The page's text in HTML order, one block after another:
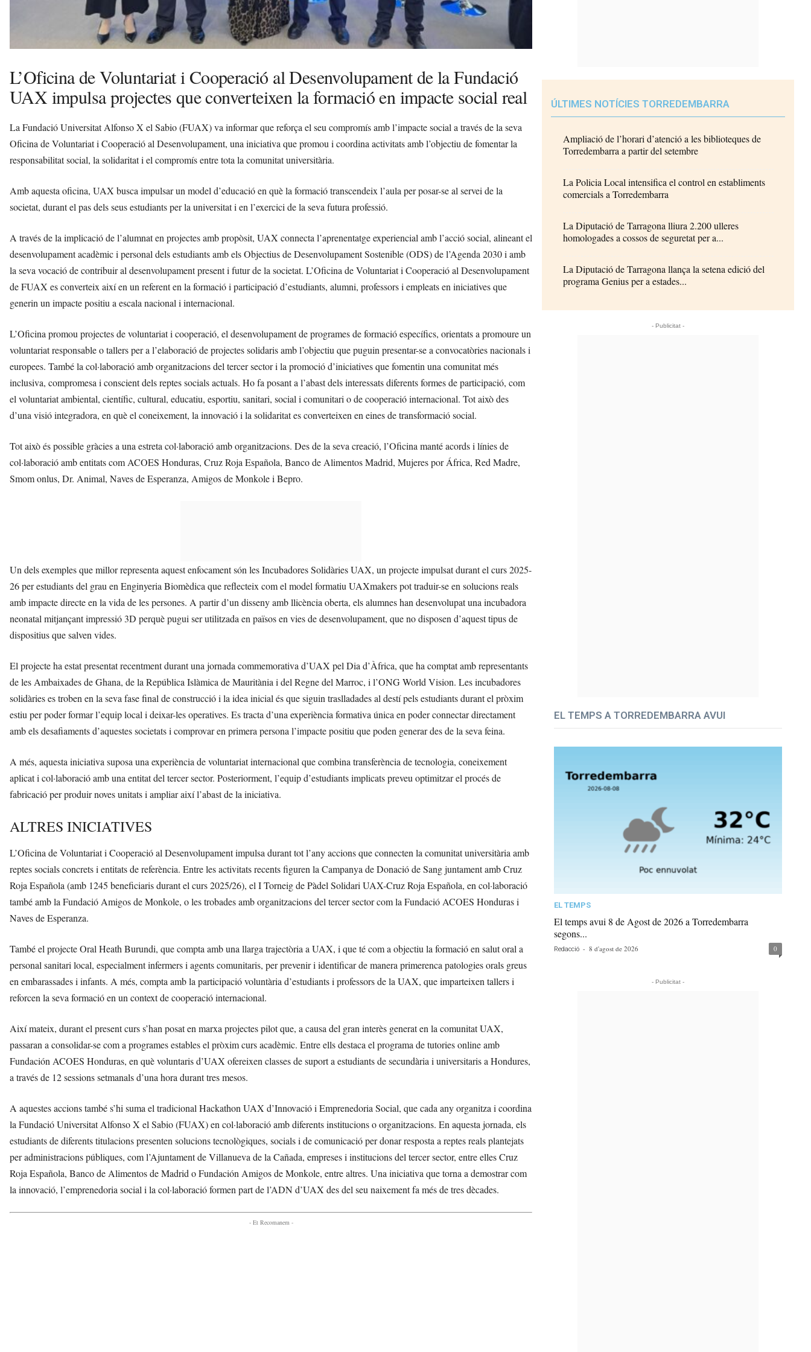
L’Oficina de Voluntariat i Cooperació al Desenvolupament de la Fundació
UAX impulsa projectes que converteixen la formació en impacte social real
La Fundació Universitat Alfonso X el Sabio (FUAX) va informar que reforça el seu compromís amb l’impacte social a través de la seva
Oficina de Voluntariat i Cooperació al Desenvolupament, una iniciativa que promou i coordina activitats amb l’objectiu de fomentar la
responsabilitat social, la solidaritat i el compromís entre tota la comunitat universitària.
Amb aquesta oficina, UAX busca impulsar un model d’educació en què la formació transcendeix l’aula per posar-se al servei de la
societat, durant el pas dels seus estudiants per la universitat i en l’exercici de la seva futura professió.
A través de la implicació de l’alumnat en projectes amb propòsit, UAX connecta l’aprenentatge experiencial amb l’acció social, alineant el
desenvolupament acadèmic i personal dels estudiants amb els Objectius de Desenvolupament Sostenible (ODS) de l’Agenda 2030 i amb
la seva vocació de contribuir al desenvolupament present i futur de la societat. L’Oficina de Voluntariat i Cooperació al Desenvolupament
de FUAX es converteix així en un referent en la formació i participació d’estudiants, alumni, professors i empleats en iniciatives que
generin un impacte positiu a escala nacional i internacional.
L’Oficina promou projectes de voluntariat i cooperació, el desenvolupament de programes de formació específics, orientats a promoure un
voluntariat responsable o tallers per a l’elaboració de projectes solidaris amb l’objectiu que puguin presentar-se a convocatòries nacionals i
europees. També la col·laboració amb organitzacions del tercer sector i la promoció d’iniciatives que fomentin una comunitat més
inclusiva, compromesa i conscient dels reptes socials actuals. Ho fa posant a l’abast dels interessats diferents formes de participació, com
el voluntariat ambiental, científic, cultural, educatiu, esportiu, sanitari, social i comunitari o de cooperació internacional. Tot això des
d’una visió integradora, en què el coneixement, la innovació i la solidaritat es converteixen en eines de transformació social.
Tot això és possible gràcies a una estreta col·laboració amb organitzacions. Des de la seva creació, l’Oficina manté acords i línies de
col·laboració amb entitats com ACOES Honduras, Cruz Roja Española, Banco de Alimentos Madrid, Mujeres por África, Red Madre,
Smom onlus, Dr. Animal, Naves de Esperanza, Amigos de Monkole i Bepro.
Un dels exemples que millor representa aquest enfocament són les Incubadores Solidàries UAX, un projecte impulsat durant el curs 2025-
26 per estudiants del grau en Enginyeria Biomèdica que reflecteix com el model formatiu UAXmakers pot traduir-se en solucions reals
amb impacte directe en la vida de les persones. A partir d’un disseny amb llicència oberta, els alumnes han desenvolupat una incubadora
neonatal mitjançant impressió 3D perquè pugui ser utilitzada en països en vies de desenvolupament, que no disposen d’aquest tipus de
dispositius que salven vides.
El projecte ha estat presentat recentment durant una jornada commemorativa d’UAX pel Dia d’Àfrica, que ha comptat amb representants
de les Ambaixades de Ghana, de la República Islàmica de Mauritània i del Regne del Marroc, i l’ONG World Vision. Les incubadores
solidàries es troben en la seva fase final de construcció i la idea inicial és que siguin traslladades al destí pels estudiants durant el pròxim
estiu per poder formar l’equip local i deixar-les operatives. Es tracta d’una experiència formativa única en poder connectar directament
amb els desafiaments d’aquestes societats i comprovar en primera persona l’impacte positiu que poden generar des de la seva feina.
A més, aquesta iniciativa suposa una experiència de voluntariat internacional que combina transferència de tecnologia, coneixement
aplicat i col·laboració amb una entitat del tercer sector. Posteriorment, l’equip d’estudiants implicats preveu optimitzar el procés de
fabricació per produir noves unitats i ampliar així l’abast de la iniciativa.
ALTRES INICIATIVES
L’Oficina de Voluntariat i Cooperació al Desenvolupament impulsa durant tot l’any accions que connecten la comunitat universitària amb
reptes socials concrets i entitats de referència. Entre les activitats recents figuren la Campanya de Donació de Sang juntament amb Cruz
Roja Española (amb 1245 beneficiaris durant el curs 2025/26), el I Torneig de Pàdel Solidari UAX-Cruz Roja Española, en col·laboració
també amb la Fundació Amigos de Monkole, o les trobades amb organitzacions del tercer sector com la Fundació ACOES Honduras i
Naves de Esperanza.
També el projecte Oral Heath Burundi, que compta amb una llarga trajectòria a UAX, i que té com a objectiu la formació en salut oral a
personal sanitari local, especialment infermers i agents comunitaris, per prevenir i identificar de manera primerenca patologies orals greus
en embarassades i infants. A més, compta amb la participació voluntària d’estudiants i professors de la UAX, que imparteixen tallers i
reforcen la seva formació en un context de cooperació internacional.
Així mateix, durant el present curs s’han posat en marxa projectes pilot que, a causa del gran interès generat en la comunitat UAX,
passaran a consolidar-se com a programes estables el pròxim curs acadèmic. Entre ells destaca el programa de tutories online amb
Fundación ACOES Honduras, en què voluntaris d’UAX ofereixen classes de suport a estudiants de secundària i universitaris a Hondures,
a través de 12 sessions setmanals d’una hora durant tres mesos.
A aquestes accions també s’hi suma el tradicional Hackathon UAX d’Innovació i Emprenedoria Social, que cada any organitza i coordina
la Fundació Universitat Alfonso X el Sabio (FUAX) en col·laboració amb diferents institucions o organitzacions. En aquesta jornada, els
estudiants de diferents titulacions presenten solucions tecnològiques, socials i de comunicació per donar resposta a reptes reals plantejats
per administracions públiques, com l’Ajuntament de Villanueva de la Cañada, empreses i institucions del tercer sector, entre elles Cruz
Roja Española, Banco de Alimentos de Madrid o Fundación Amigos de Monkole, entre altres. Una iniciativa que torna a demostrar com
la innovació, l’emprenedoria social i la col·laboració formen part de l’ADN d’UAX des del seu naixement fa més de tres dècades.
- Et Recomanem -
ÚLTIMES NOTÍCIES TORREDEMBARRA
Ampliació de l’horari d’atenció a les biblioteques de
Torredembarra a partir del setembre
La Policia Local intensifica el control en establiments
comercials a Torredembarra
La Diputació de Tarragona lliura 2.200 ulleres
homologades a cossos de seguretat per a...
La Diputació de Tarragona llança la setena edició del
programa Genius per a estades...
- Publicitat -
EL TEMPS A TORREDEMBARRA AVUI
EL TEMPS
El temps avui 8 de Agost de 2026 a Torredembarra
segons...
Redacció - 8 d'agost de 2026 0
- Publicitat -